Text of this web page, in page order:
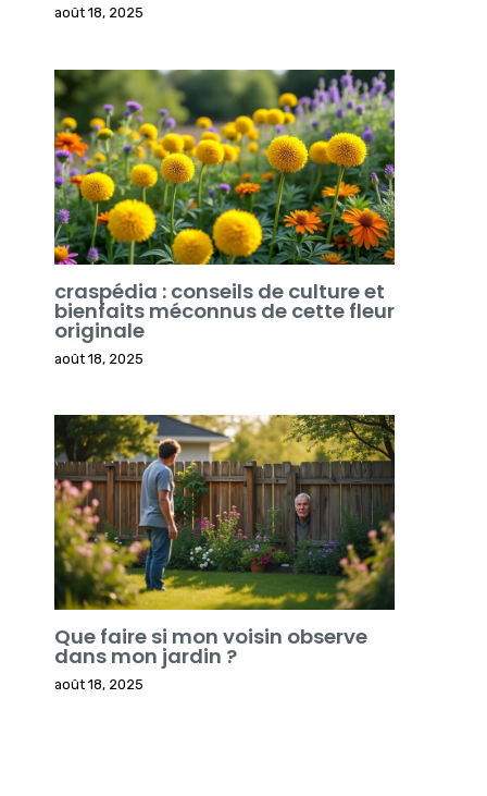
août 18, 2025
craspédia : conseils de culture et
bienfaits méconnus de cette fleur
originale
août 18, 2025
Que faire si mon voisin observe
dans mon jardin ?
août 18, 2025